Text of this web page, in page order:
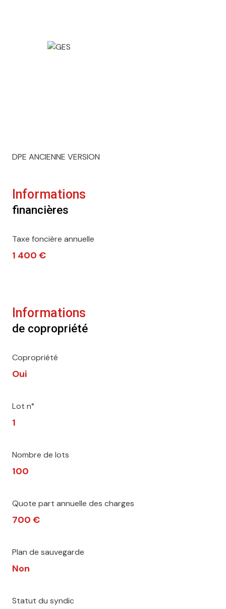
DPE ANCIENNE VERSION
Informations
financières
Taxe foncière annuelle
1 400 €
Informations
de copropriété
Copropriété
Oui
Lot n°
1
Nombre de lots
100
Quote part annuelle des charges
700 €
Plan de sauvegarde
Non
Statut du syndic